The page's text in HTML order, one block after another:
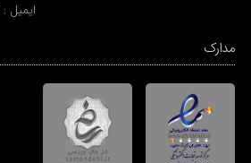
ایمیل :
مدارک